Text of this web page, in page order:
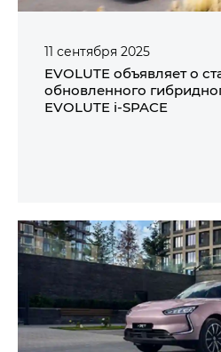
11 сентября 2025
EVOLUTE объявляет о
обновленного
EVOLUTE i‑SPACE